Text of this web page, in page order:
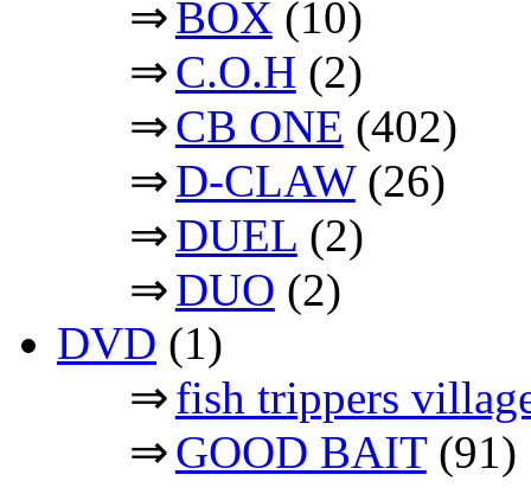
⇒BOX (10)
⇒C.O.H (2)
⇒CB ONE (402)
⇒D-CLAW(26)
⇒DUEL (2)
⇒DUO (2)
DVD (1)
⇒fish trippers
⇒GOOD BAIT(91)